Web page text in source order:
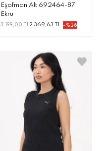
Eşofman Alt 692464-87
Ekru
3.199,00 TL2.369,63 TL -%26